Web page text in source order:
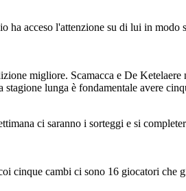
ha acceso l'attenzione su di lui in modo
migliore. Scamacca e De
lunga è fondamentale avere
ci saranno i sorteggi e si
cinque cambi ci sono 16 giocatori